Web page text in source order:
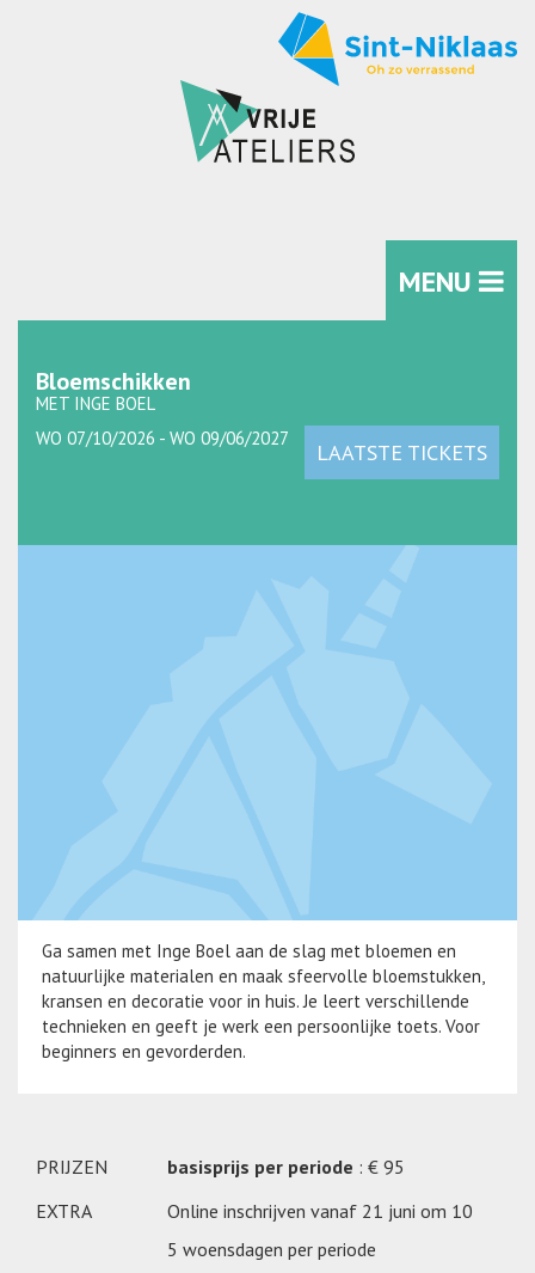
MENU
Bloemschikken
MET INGE BOEL
LAATSTE TICKETS
WO 07/10/2026 - WO 09/06/2027
Ga samen met Inge Boel aan de slag met bloemen en
natuurlijke materialen en maak sfeervolle bloemstukken,
kransen en decoratie voor in huis. Je leert verschillende
technieken en geeft je werk een persoonlijke toets. Voor
beginners en gevorderden.
PRIJZEN basisprijs per periode : € 95
EXTRA
Online inschrijven vanaf 21 juni om 10
5 woensdagen per periode